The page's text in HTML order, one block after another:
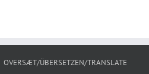
OVERSÆT/ÜBERSETZEN/TRANSLATE